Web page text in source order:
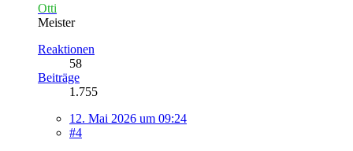
Otti
Meister
Reaktionen
58
Beiträge
1.755
12. Mai 2026 um 09:24
#4